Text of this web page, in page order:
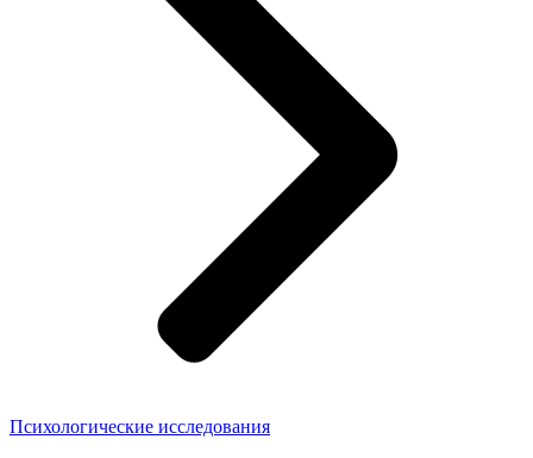
Психологические исследования